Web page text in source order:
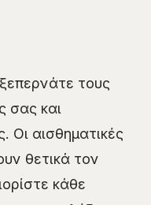
τους
σας και
Οι αισθηματικές
θετικά τον
κάθε